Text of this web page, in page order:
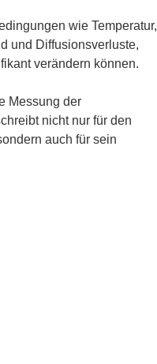
wie Temperatur,
und Diffusionsverluste,
verändern können.
Messung der
nicht nur für den
auch für sein